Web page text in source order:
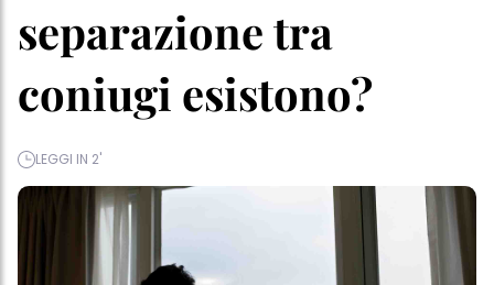
separazione tra
coniugi esistono?
LEGGI IN 2'